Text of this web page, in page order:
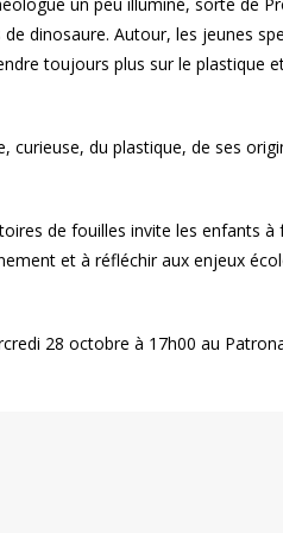
dinosaure. Autour, les jeunes
toujours plus sur le plastique
curieuse, du plastique, de ses
de fouilles invite les enfants à
et à réfléchir aux enjeux
28 octobre à 17h00 au